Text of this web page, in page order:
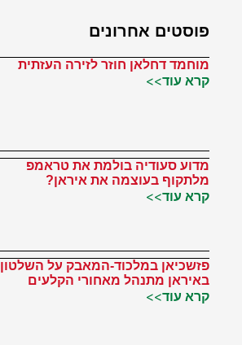
פוסטים אחרונים
מוחמד דחלאן חוזר לזירה העזתית
קרא עוד>>
מדוע סעודיה בולמת את טראמפ
מלתקוף בעוצמה את איראן?
קרא עוד>>
פזשכיאן במלכוד-המאבק על השלטון
באיראן מתנהל מאחורי הקלעים
קרא עוד>>